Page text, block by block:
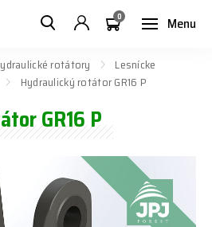
Menu
0
rotátory
Lesnícke
Hydraulický rotátor GR16 P
GR16 P